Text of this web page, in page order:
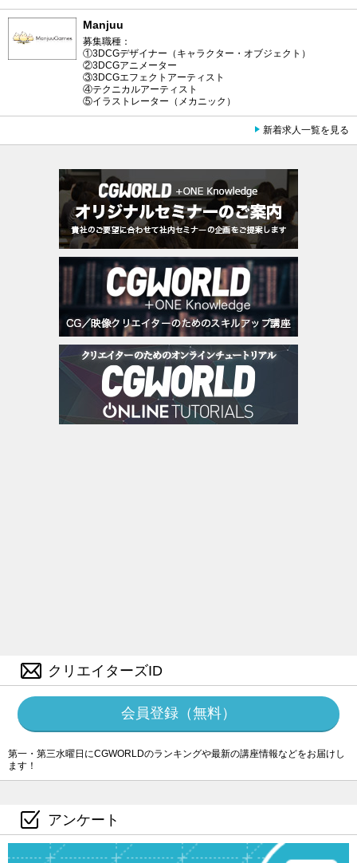
Manjuu
募集職種：
①3DCGデザイナー（キャラクター・オブジェクト）
②3DCGアニメーター
③3DCGエフェクトアーティスト
④テクニカルアーティスト
⑤イラストレーター（メカニック）
新着求人一覧を見る
クリエイターズID
会員登録（無料）
第一・第三水曜日にCGWORLDのランキングや最新の講座情報などをお届けし
ます！
アンケート